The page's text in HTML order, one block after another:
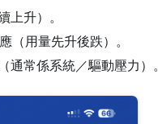
升）。
（用量先升後跌）。
常係系統／驅動壓力）。